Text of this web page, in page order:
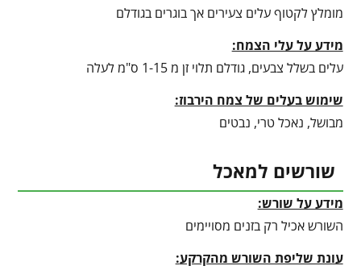
מומלץ לקטוף עלים צעירים אך בוגרים בגודלם
מידע על עלי הצמח:
עלים בשלל צבעים, גודלם תלוי זן מ 1-15 ס"מ לעלה
שימוש בעלים של צמח הירבוז:
מבושל, נאכל טרי, נבטים
שורשים למאכל
מידע על שורש:
השורש אכיל רק בזנים מסויימים
עונת שליפת השורש מהקרקע: